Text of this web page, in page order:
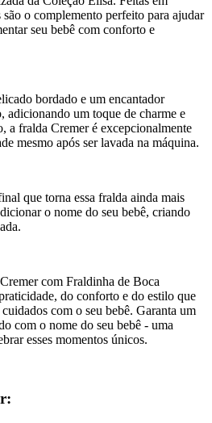
são o complemento perfeito para ajudar
seu bebê com conforto e
bordado e um encantador
adicionando um toque de charme e
a fralda Cremer é excepcionalmente
mesmo após ser lavada na máquina.
que torna essa fralda ainda mais
o nome do seu bebê, criando
com Fraldinha de Boca
do conforto e do estilo que
com o seu bebê. Garanta um
com o nome do seu bebê - uma
esses momentos únicos.